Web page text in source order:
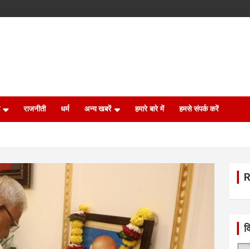
राजनीती धर्म अन्य खबरें हमारे बारे में हमसे संपर्क करें